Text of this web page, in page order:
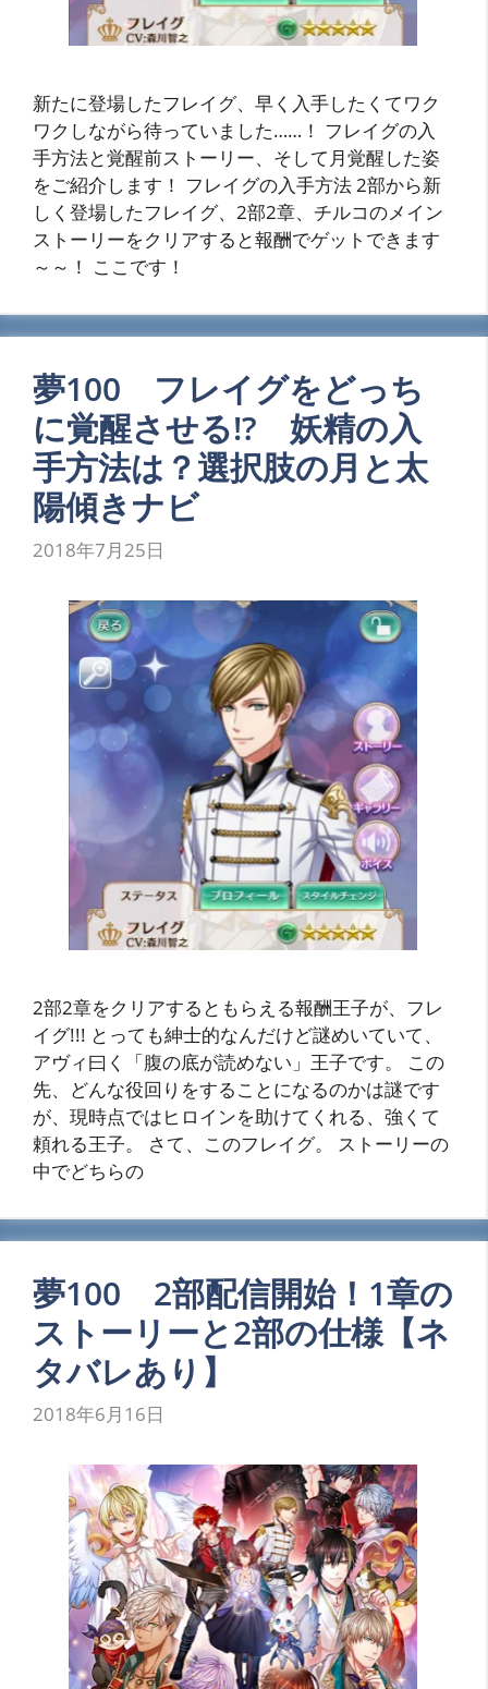
新たに登場したフレイグ、早く入手したくてワク
ワクしながら待っていました……！ フレイグの入
手方法と覚醒前ストーリー、そして月覚醒した姿
をご紹介します！ フレイグの入手方法 2部から新
しく登場したフレイグ、2部2章、チルコのメイン
ストーリーをクリアすると報酬でゲットできます
～～！ ここです！
夢100 フレイグをどっち
に覚醒させる!? 妖精の入
手方法は？選択肢の月と太
陽傾きナビ
2018年7月25日
2部2章をクリアするともらえる報酬王子が、フレ
イグ!!! とっても紳士的なんだけど謎めいていて、
アヴィ曰く「腹の底が読めない」王子です。 この
先、どんな役回りをすることになるのかは謎です
が、現時点ではヒロインを助けてくれる、強くて
頼れる王子。 さて、このフレイグ。 ストーリーの
中でどちらの
夢100 2部配信開始！1章の
ストーリーと2部の仕様【ネ
タバレあり】
2018年6月16日